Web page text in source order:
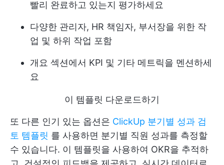
빨리 완료하고 있는지 평가하세요
다양한 관리자, HR 책임자, 부서장을 위한 작
업 및 하위 작업 포함
개요 섹션에서 KPI 및 기타 메트릭을 멘션하세
요
이 템플릿 다운로드하기
또 다른 인기 있는 옵션은 ClickUp 분기별 성과 검
토 템플릿 를 사용하면 분기별 직원 성과를 측정할
수 있습니다. 이 템플릿을 사용하여 OKR을 추적하